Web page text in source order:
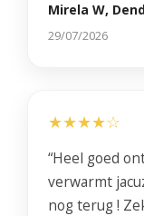
Mirela W,
29/07/2026
★★★★☆
“Heel goed
verwarmt
nog terug !